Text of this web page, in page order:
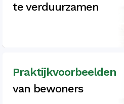
te verduurzamen
Praktijkvoorbeelden
van bewoners